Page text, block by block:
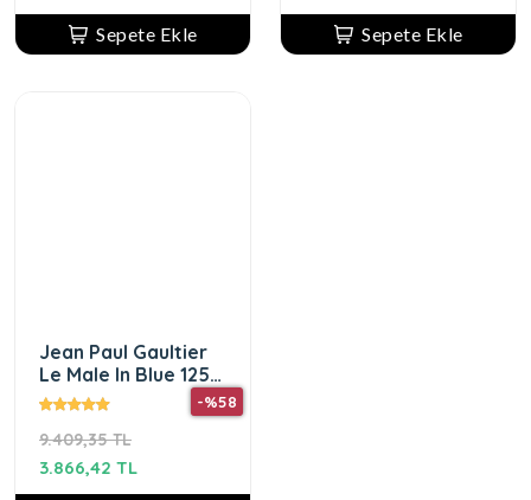
Sepete Ekle Sepete Ekle
Jean Paul Gaultier
Le Male In Blue 125
ml edp ERKEK
9.409,35 TL
-%58
3.866,42 TL